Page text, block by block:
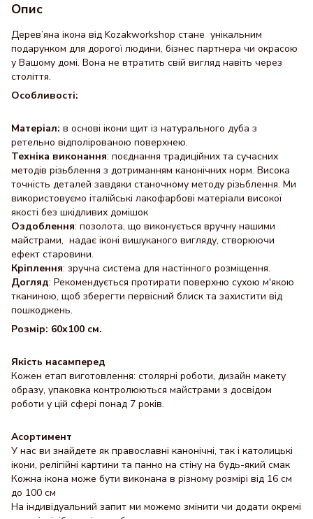
Опис
Дерев’яна ікона від Kozakworkshop стане унікальним
подарунком для дорогої людини, бізнес партнера чи окрасою
у Вашому домі. Вона не втратить свій вигляд навіть через
століття.
Особливості:
Матеріал: в основі ікони щит із натурального дуба з
ретельно відполірованою поверхнею.
Техніка виконання: поєднання традиційних та сучасних
методів різьблення з дотриманням канонічних норм. Висока
точність деталей завдяки станочному методу різьблення. Ми
використовуємо італійські лакофарбові матеріали високої
якості без шкідливих домішок
Оздоблення: позолота, що виконується вручну нашими
майстрами, надає іконі вишуканого вигляду, створюючи
ефект старовини.
Кріплення: зручна система для настінного розміщення.
Догляд: Рекомендується протирати поверхню сухою м'якою
тканиною, щоб зберегти первісний блиск та захистити від
пошкоджень.
Розмір: 60x100 см.
Якість насамперед
Кожен етап виготовлення: столярні роботи, дизайн макету
образу, упаковка контролюються майстрами з досвідом
роботи у цій сфері понад 7 років.
Асортимент
У нас ви знайдете як православні канонічні, так і католицькі
ікони, релігійні картини та панно на стіну на будь-який смак
Кожна ікона може бути виконана в різному розмірі від 16 см
до 100 см
На індивідуальний запит ми можемо змінити чи додати окремі